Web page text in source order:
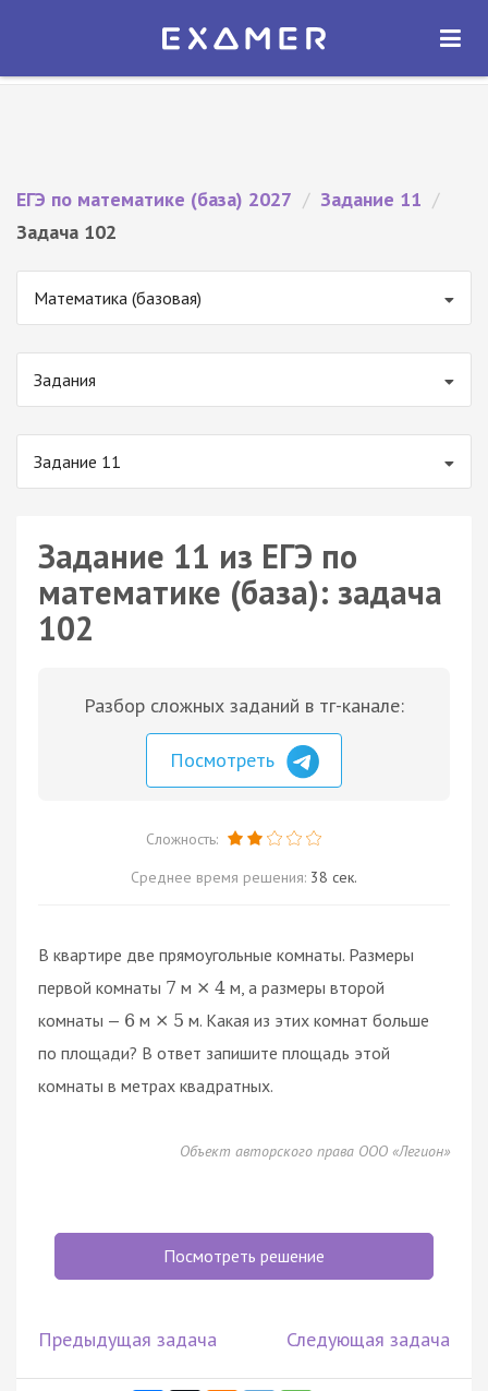
Экзамер — ЕГЭ 2027
ОТКРЫТЬ
ЕГЭ по математике (база) 2027 / Задание 11 /
Задача 102
Математика (базовая)
Задания
Задание 11
Задание 11 из ЕГЭ по
математике (база): задача
102
Разбор сложных заданий в тг-канале:
Посмотреть
Сложность:
Среднее время решения: 38 сек.
В квартире две прямоугольные комнаты. Размеры
первой комнаты 7 м × 4 м, а размеры второй
комнаты — 6 м × 5 м. Какая из этих комнат больше
по площади? В ответ запишите площадь этой
комнаты в метрах квадратных.
Объект авторского права ООО «Легион»
Посмотреть решение
Предыдущая задача Следующая задача